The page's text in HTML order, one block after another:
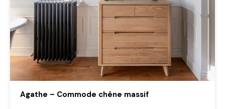
Agathe – Commode chêne massif